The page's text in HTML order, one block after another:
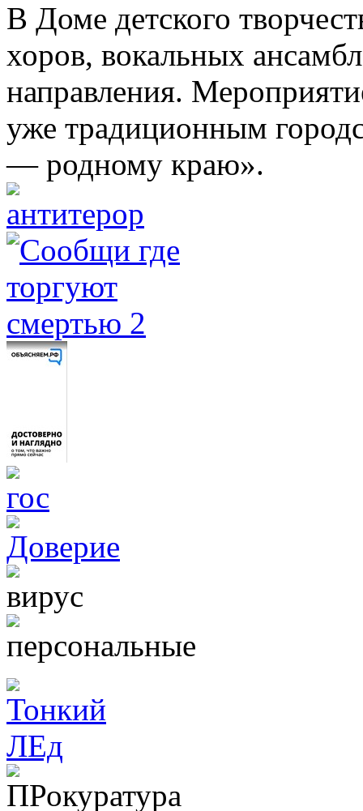
В Доме детского
хоров, вокальных
направления.
уже традиционным
— родному краю».